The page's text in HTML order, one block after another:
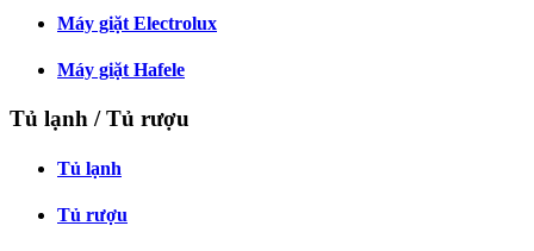
Máy giặt Electrolux
Máy giặt Hafele
Tủ lạnh / Tủ rượu
Tủ lạnh
Tủ rượu